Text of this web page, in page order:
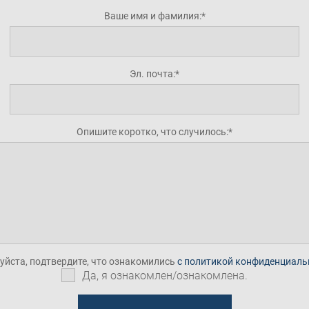
Ваше имя и фамилия:
Эл. почта:
Опишите коротко, что случилось:
подтвердите, что ознакомились с политикой
Да, я ознакомлен/ознакомлена.